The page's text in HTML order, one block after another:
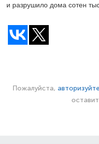
и разрушило дома сотен
Пожалуйста,